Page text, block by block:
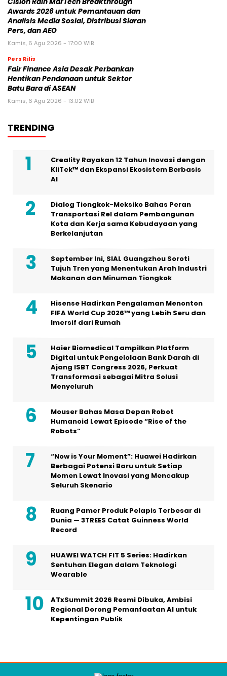
Cision Raih MarTech Breakthrough
Awards 2026 untuk Pemantauan dan
Analisis Media Sosial, Distribusi Siaran
Pers, dan AEO
Kamis, 6 Agu 2026 - 17:00 WIB
Pers Rilis
Fair Finance Asia Desak Perbankan
Hentikan Pendanaan untuk Sektor
Batu Bara di ASEAN
Kamis, 6 Agu 2026 - 13:02 WIB
TRENDING
Creality Rayakan 12 Tahun Inovasi dengan
KliTek™ dan Ekspansi Ekosistem Berbasis
AI
Dialog Tiongkok-Meksiko Bahas Peran
Transportasi Rel dalam Pembangunan
Kota dan Kerja sama Kebudayaan yang
Berkelanjutan
September Ini, SIAL Guangzhou Soroti
Tujuh Tren yang Menentukan Arah Industri
Makanan dan Minuman Tiongkok
Hisense Hadirkan Pengalaman Menonton
FIFA World Cup 2026™ yang Lebih Seru dan
Imersif dari Rumah
Haier Biomedical Tampilkan Platform
Digital untuk Pengelolaan Bank Darah di
Ajang ISBT Congress 2026, Perkuat
Transformasi sebagai Mitra Solusi
Menyeluruh
Mouser Bahas Masa Depan Robot
Humanoid Lewat Episode “Rise of the
Robots”
“Now is Your Moment”: Huawei Hadirkan
Berbagai Potensi Baru untuk Setiap
Momen Lewat Inovasi yang Mencakup
Seluruh Skenario
Ruang Pamer Produk Pelapis Terbesar di
Dunia — 3TREES Catat Guinness World
Record
HUAWEI WATCH FIT 5 Series: Hadirkan
Sentuhan Elegan dalam Teknologi
Wearable
ATxSummit 2026 Resmi Dibuka, Ambisi
Regional Dorong Pemanfaatan AI untuk
Kepentingan Publik